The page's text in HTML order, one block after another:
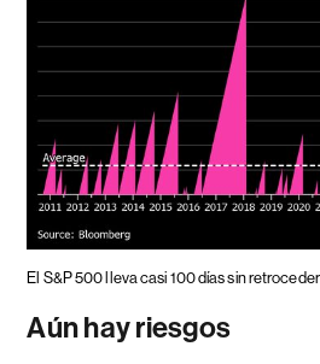
El S&P 500 lleva casi 100 días sin
Aún hay riesgos